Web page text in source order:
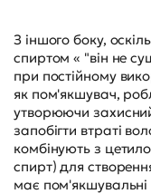
З іншого боку,
спиртом « "він не
при постійному
як пом'якшувач,
утворюючи
запобігти втраті
комбінують з
спирт) для
має пом'якшувальні